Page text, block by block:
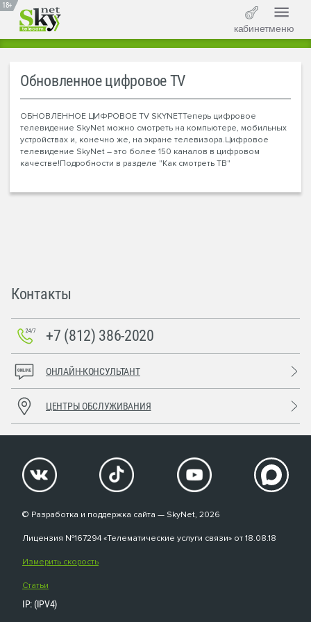
18+
кабинетменю
Обновленное цифровое TV
ОБНОВЛЕННОЕ ЦИФРОВОЕ TV SKYNETТеперь цифровое
телевидение SkyNet можно смотреть на компьютере, мобильных
устройствах и, конечно же, на экране телевизора.Цифровое
телевидение SkyNet – это более 150 каналов в цифровом
качестве!Подробности в разделе "Как смотреть ТВ"
Контакты
+7 (812) 386-2020
ОНЛАЙН-КОНСУЛЬТАНТ
ЦЕНТРЫ ОБСЛУЖИВАНИЯ
© Разработка и поддержка сайта — SkyNet, 2026
Лицензия №167294 «Телематические услуги связи» от 18.08.18
Измерить скорость
Статьи
IP: (IPV4)